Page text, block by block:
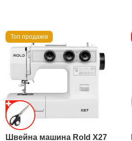
Топ продажів
Швейна машина Rold X27